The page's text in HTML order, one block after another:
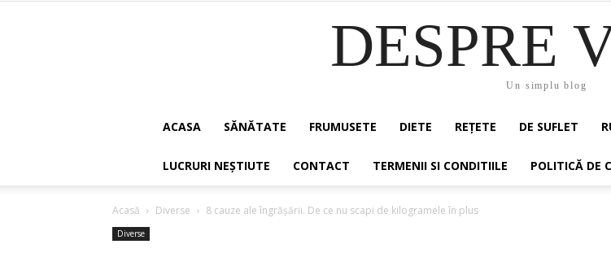
DESPRE
Un simplu blog
ACASA SĂNĂTATE FRUMUSETE DIETE REȚETE DE SUFLET
LUCRURI NEȘTIUTE CONTACT TERMENII SI CONDITIILE POLITICĂ DE
Acasă Diverse 8 cauze ale îngrășării. De ce nu scapi de kilogramele în plus
Diverse